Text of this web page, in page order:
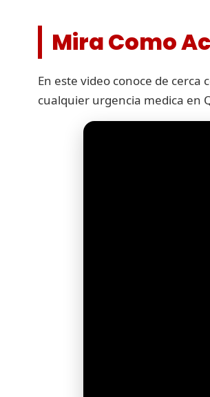
Mira Como
En este video conoce de
cualquier urgencia medica en